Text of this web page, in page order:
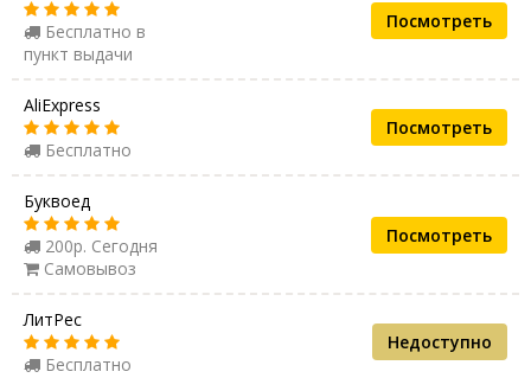
Бесплатно в
пункт выдачи
Посмотреть
AliExpress
Бесплатно
Посмотреть
Буквоед
200р. Сегодня
Самовывоз
Посмотреть
ЛитРес
Бесплатно
Недоступно